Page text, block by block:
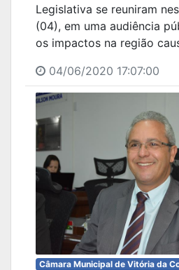
Legislativa se reuniram
(04), em uma audiência
os impactos na região
04/06/2020 17:07:00
Câmara Municipal de Vitória da